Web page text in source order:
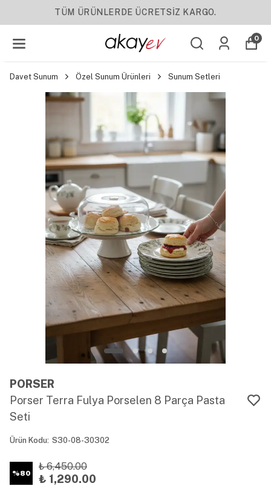
YENI SEZON ÜRÜNLER
0
Davet Sunum Özel Sunum Ürünleri Sunum Setleri
PORSER
Porser Terra Fulya Porselen 8 Parça Pasta
Seti
Ürün Kodu: S30-08-30302
%80
₺ 6,450.00
₺ 1,290.00